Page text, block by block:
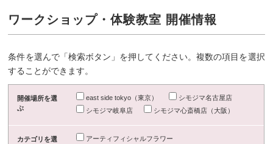
ワークショップ・体験教室 開催情報
条件を選んで「検索ボタン」を押してください。複数の項目を選択
することができます。
開催場所を選
ぶ
east side tokyo（東京）
シモジマ名古屋店
シモジマ岐阜店
シモジマ心斎橋店（大阪）
カテゴリを選
アーティフィシャルフラワー